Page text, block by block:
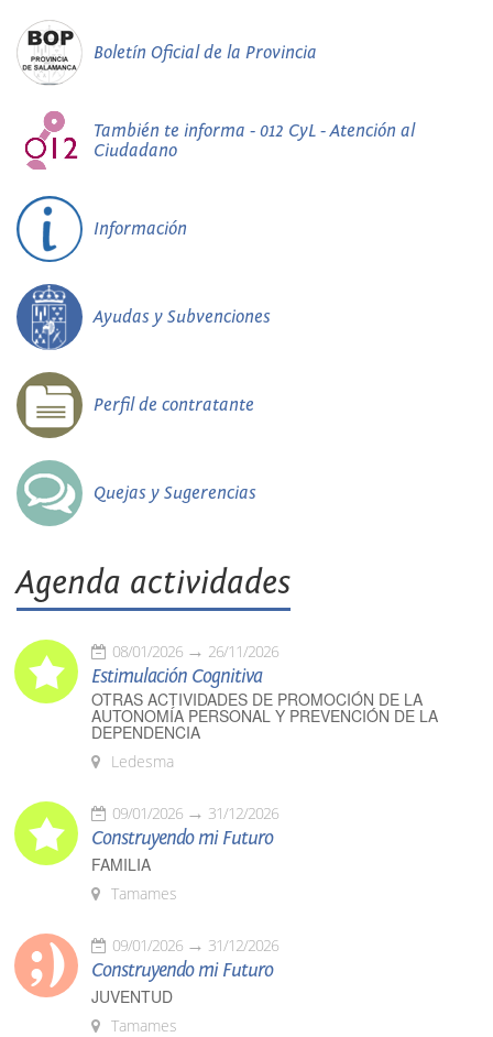
Boletín Oficial de la Provincia
También te informa - 012 CyL - Atención al
Ciudadano
Información
Ayudas y Subvenciones
Perfil de contratante
Quejas y Sugerencias
Agenda actividades
08/01/2026 26/11/2026
Estimulación Cognitiva
OTRAS ACTIVIDADES DE PROMOCIÓN DE LA
AUTONOMÍA PERSONAL Y PREVENCIÓN DE LA
DEPENDENCIA
Ledesma
09/01/2026 31/12/2026
Construyendo mi Futuro
FAMILIA
Tamames
09/01/2026 31/12/2026
Construyendo mi Futuro
JUVENTUD
Tamames